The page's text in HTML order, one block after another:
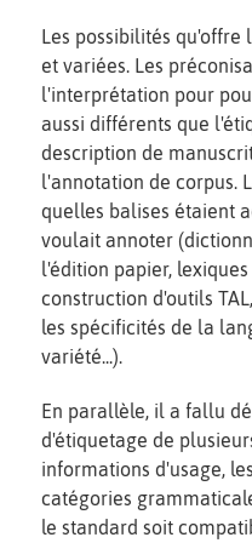
Les possibilités qu'offre
et variées. Les
l'interprétation pour
aussi différents que
description de
l'annotation de corpus.
quelles balises étaient
voulait annoter
l'édition papier,
construction d'outils
les spécificités de la
variété...).
En parallèle, il a fallu
d'étiquetage de
informations d'usage,
catégories
le standard soit